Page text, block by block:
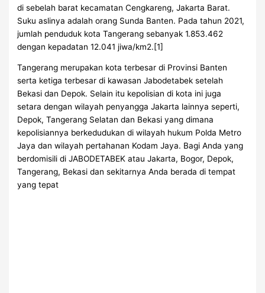
di sebelah barat kecamatan Cengkareng, Jakarta Barat.
Suku aslinya adalah orang Sunda Banten. Pada tahun 2021,
jumlah penduduk kota Tangerang sebanyak 1.853.462
dengan kepadatan 12.041 jiwa/km2.[1]
Tangerang merupakan kota terbesar di Provinsi Banten
serta ketiga terbesar di kawasan Jabodetabek setelah
Bekasi dan Depok. Selain itu kepolisian di kota ini juga
setara dengan wilayah penyangga Jakarta lainnya seperti,
Depok, Tangerang Selatan dan Bekasi yang dimana
kepolisiannya berkedudukan di wilayah hukum Polda Metro
Jaya dan wilayah pertahanan Kodam Jaya. Bagi Anda yang
berdomisili di JABODETABEK atau Jakarta, Bogor, Depok,
Tangerang, Bekasi dan sekitarnya Anda berada di tempat
yang tepat